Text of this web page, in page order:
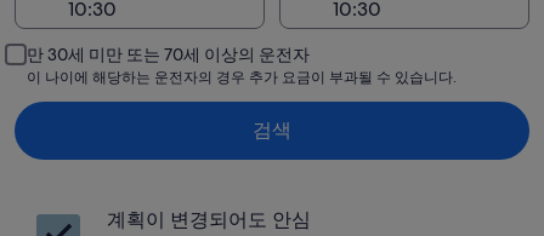
만 30세 미만 또는 70세 이상의 운전자
이 나이에 해당하는 운전자의 경우 추가 요금이 부과될 수 있습니다.
검색
계획이 변경되어도 안심